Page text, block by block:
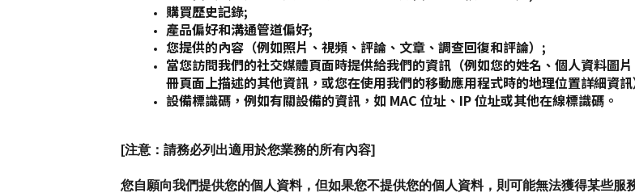
購買歷史記錄;
產品偏好和溝通管道偏好;
您提供的內容（例如照片、視頻、評論、文章、調查回復和評論）;
當您訪問我們的社交媒體頁面時提供給我們的資訊（例如您的姓名、個人資料圖
冊頁面上描述的其他資訊，或您在使用我們的移動應用程式時的地理位置詳細資
設備標識碼，例如有關設備的資訊，如 MAC 位址、IP 位址或其他在線標識碼。
[注意：請務必列出適用於您業務的所有內容]
您自願向我們提供您的個人資料，但如果您不提供您的個人資料，則可能無法獲得某些服